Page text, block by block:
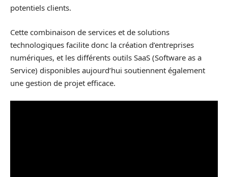
potentiels clients.
Cette combinaison de services et de solutions
technologiques facilite donc la création d’entreprises
numériques, et les différents outils SaaS (Software as a
Service) disponibles aujourd’hui soutiennent également
une gestion de projet efficace.